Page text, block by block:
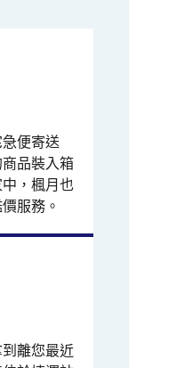
便寄送
品裝入箱
，楓月也
服務。
離您最近